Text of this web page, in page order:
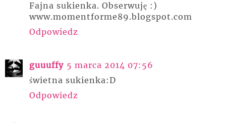
Fajna sukienka. Obserwuję :)
www.momentforme89.blogspot.com
Odpowiedz
guuuffy 5 marca 2014 07:56
świetna sukienka:D
Odpowiedz